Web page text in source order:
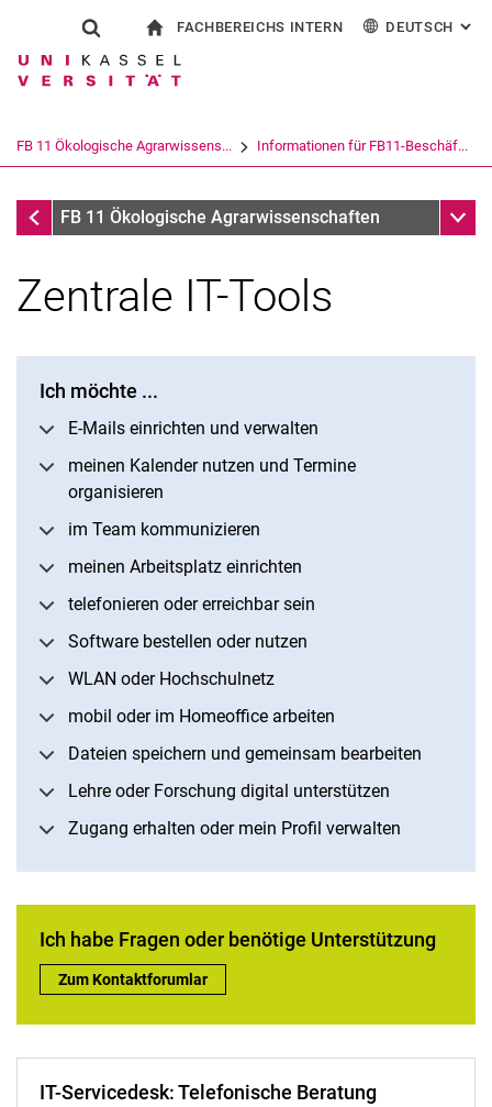
Springe direkt zu: Inhalt
Springe direkt zu: Suche
Springe direkt zu:
Suchformular
Suchbegriff
Suchen (öffnet externen Link in einem
FACHBEREICHS INTERN DEUTSCH :
FB 11 Ökologische Agrarwissens... Informationen für FB11-Beschäf...
Intern - FB11-Beschäftigte
FB 11 Ökologische Agrarwissenschaften
Zentrale IT-Tools
Ich möchte ...
E-Mails einrichten und verwalten
meinen Kalender nutzen und Termine
organisieren
im Team kommunizieren
meinen Arbeitsplatz einrichten
telefonieren oder erreichbar sein
Software bestellen oder nutzen
WLAN oder Hochschulnetz
mobil oder im Homeoffice arbeiten
Dateien speichern und gemeinsam bearbeiten
Lehre oder Forschung digital unterstützen
Zugang erhalten oder mein Profil verwalten
Ich habe Fragen oder benötige Unterstützung
Ich habe Fragen oder benötige Unterstützung:
Zum Kontaktforumlar
IT-Servicedesk: Telefonische Beratung